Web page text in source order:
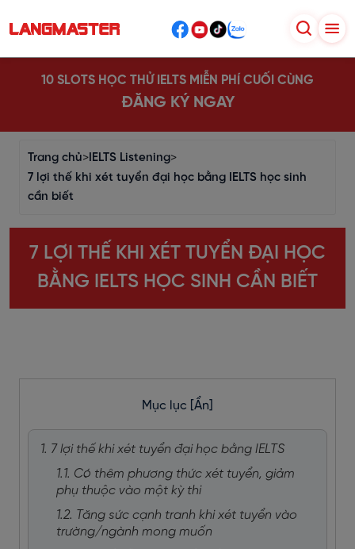
10 SLOTS HỌC THỬ IELTS MIỄN PHÍ CUỐI CÙNG
ĐĂNG KÝ NGAY
Trang chủ> IELTS Listening>
7 lợi thế khi xét tuyển đại học bằng IELTS học sinh
cần biết
7 LỢI THẾ KHI XÉT TUYỂN ĐẠI HỌC
BẰNG IELTS HỌC SINH CẦN BIẾT
Mục lục [Ẩn]
1. 7 lợi thế khi xét tuyển đại học bằng IELTS
1.1. Có thêm phương thức xét tuyển, giảm
phụ thuộc vào một kỳ thi
1.2. Tăng sức cạnh tranh khi xét tuyển vào
trường/ngành mong muốn